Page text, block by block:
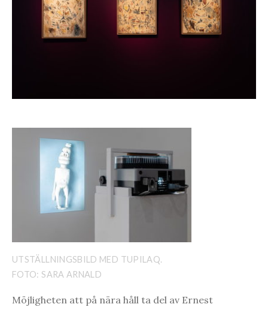
UTSTÄLLNINGSBILD MED TUPILAQ.
FOTO: SARA ARNALD
Möjligheten att på nära håll ta del av Ernest